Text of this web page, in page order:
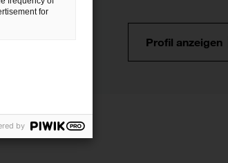
Profil anzeigen
for
by